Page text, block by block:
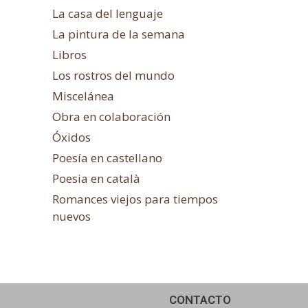
La casa del lenguaje
La pintura de la semana
Libros
Los rostros del mundo
Miscelánea
Obra en colaboración
Óxidos
Poesía en castellano
Poesia en català
Romances viejos para tiempos
nuevos
CONTACTO